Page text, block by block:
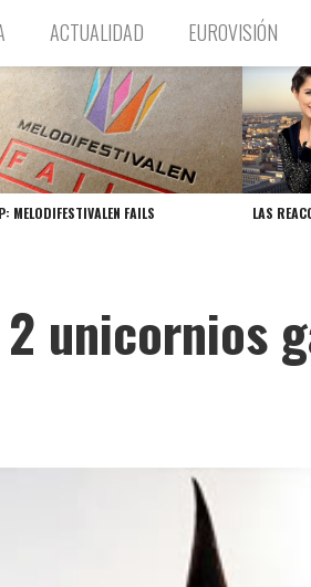
ACTUALIDAD EUROVISIÓN
MELODIFESTIVALEN FAILS LAS
unicornios